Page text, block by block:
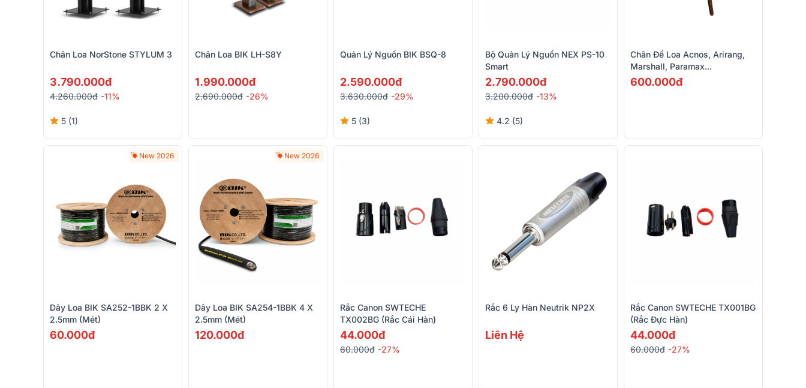
Chân Loa NorStone STYLUM 3
3.790.000đ
4.260.000đ -11%
5 (1)
Chân Loa BIK LH-S8Y
1.990.000đ
2.690.000đ -26%
Quản Lý Nguồn BIK BSQ-8
2.590.000đ
3.630.000đ -29%
5 (3)
Bộ Quản Lý Nguồn NEX PS-10
Smart
2.790.000đ
3.200.000đ -13%
4.2 (5)
Chân Để Loa Acnos, Arirang,
Marshall, Paramax...
600.000đ
New 2026
Dây Loa BIK SA252-1BBK 2 X
2.5mm (mét)
60.000đ
New 2026
Dây Loa BIK SA254-1BBK 4 X
2.5mm (mét)
120.000đ
Rắc Canon SWTECHE
TX002BG (rắc Cái Hàn)
44.000đ
60.000đ -27%
Rắc 6 Ly Hàn Neutrik NP2X
Liên Hệ
Rắc Canon SWTECHE TX001BG
(rắc Đực Hàn)
44.000đ
60.000đ -27%